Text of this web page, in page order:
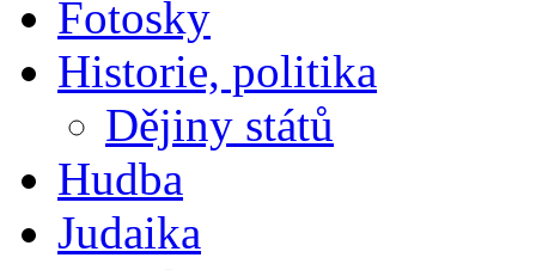
Fotosky
Historie, politika
Dějiny států
Hudba
Judaika